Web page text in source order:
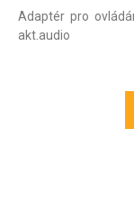
Adaptér pro
akt.audio